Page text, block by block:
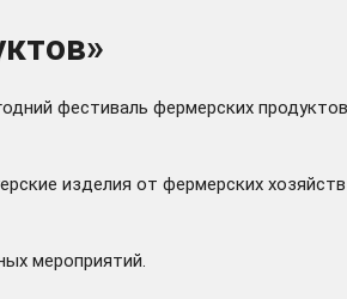
фестиваль фермерских
изделия от фермерских
мероприятий.